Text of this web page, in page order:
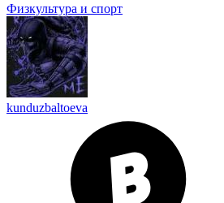
Физкультура и спорт
kunduzbaltoeva